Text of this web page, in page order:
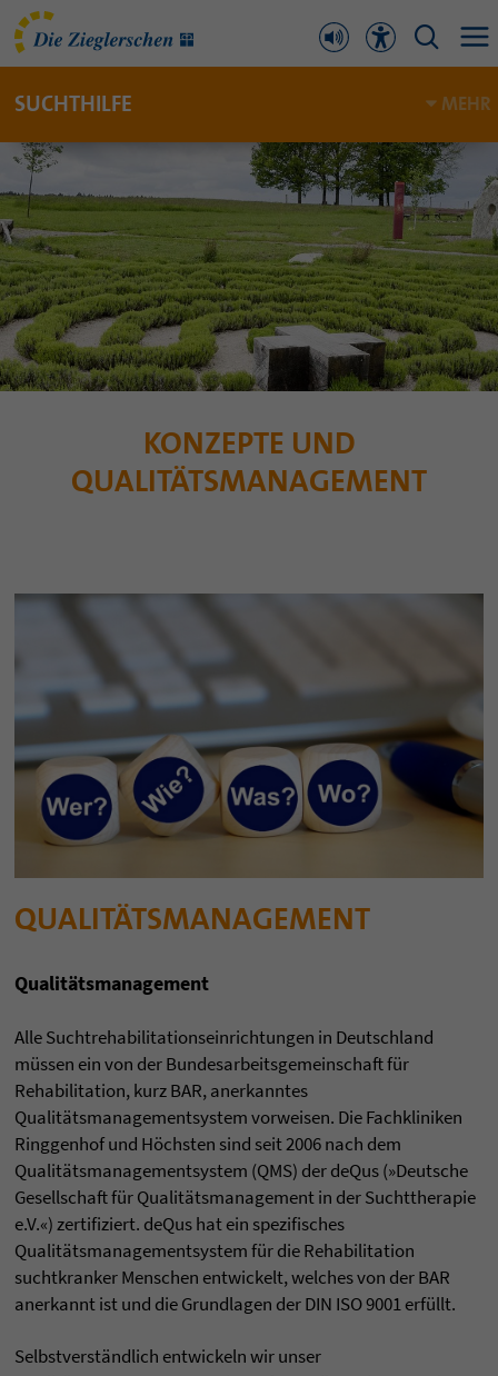
SUCHTHILFE MEHR
KONZEPTE UND
QUALITÄTSMANAGEMENT
QUALITÄTSMANAGEMENT
Qualitätsmanagement
AlleSuchtrehabilitationseinrichtungen in Deutschland
müssen ein von der Bundesarbeitsgemeinschaft für
Rehabilitation, kurz BAR, anerkanntes
Qualitätsmanagementsystem vorweisen. Die Fachkliniken
Ringgenhof und Höchsten sind seit 2006 nach dem
Qualitätsmanagementsystem (QMS) der deQus (»Deutsche
Gesellschaft für Qualitätsmanagement in der Suchttherapie
e.V.«) zertifiziert. deQus hat ein spezifisches
Qualitätsmanagementsystem für die Rehabilitation
suchtkranker Menschen entwickelt, welches von der BAR
anerkannt ist und die Grundlagen der DIN ISO 9001 erfüllt.
Selbstverständlich entwickelnwir unser